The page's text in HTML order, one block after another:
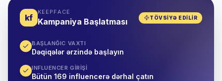
kf
KEEPFACE
Kampaniya Başlatması TÖVSIYƏ EDILIR
BAŞLANĞIC VAXTI
Dəqiqələr ərzində başlayın
INFLUENCER GIRIŞI
Bütün 169 influencerə dərhal çatın